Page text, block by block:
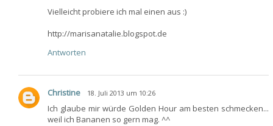
Vielleicht probiere ich mal einen aus :)
http://marisanatalie.blogspot.de
Antworten
Christine 18. Juli 2013 um 10:26
Ich glaube mir würde Golden Hour am besten schmecken...
weil ich Bananen so gern mag. ^^